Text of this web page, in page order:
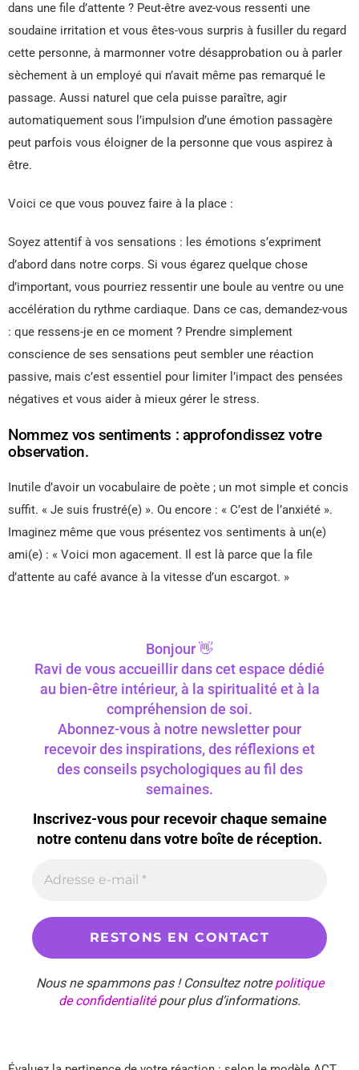
dans une file d’attente ? Peut-être avez-vous ressenti une
soudaine irritation et vous êtes-vous surpris à fusiller du regard
cette personne, à marmonner votre désapprobation ou à parler
sèchement à un employé qui n’avait même pas remarqué le
passage. Aussi naturel que cela puisse paraître, agir
automatiquement sous l’impulsion d’une émotion passagère
peut parfois vous éloigner de la personne que vous aspirez à
être.
Voici ce que vous pouvez faire à la place :
Soyez attentif à vos sensations : les émotions s’expriment
d’abord dans notre corps. Si vous égarez quelque chose
d’important, vous pourriez ressentir une boule au ventre ou une
accélération du rythme cardiaque. Dans ce cas, demandez-vous
: que ressens-je en ce moment ? Prendre simplement
conscience de ses sensations peut sembler une réaction
passive, mais c’est essentiel pour limiter l’impact des pensées
négatives et vous aider à mieux gérer le stress.
Nommez vos sentiments : approfondissez votre
observation.
Inutile d’avoir un vocabulaire de poète ; un mot simple et concis
suffit. « Je suis frustré(e) ». Ou encore : « C’est de l’anxiété ».
Imaginez même que vous présentez vos sentiments à un(e)
ami(e) : « Voici mon agacement. Il est là parce que la file
d’attente au café avance à la vitesse d’un escargot. »
Bonjour 👋
Ravi de vous accueillir dans cet espace dédié
au bien-être intérieur, à la spiritualité et à la
compréhension de soi.
Abonnez-vous à notre newsletter pour
recevoir des inspirations, des réflexions et
des conseils psychologiques au fil des
semaines.
Inscrivez-vous pour recevoir chaque semaine
notre contenu dans votre boîte de réception.
Nous ne spammons pas ! Consultez notrepolitique
de confidentialitépour plus d’informations.